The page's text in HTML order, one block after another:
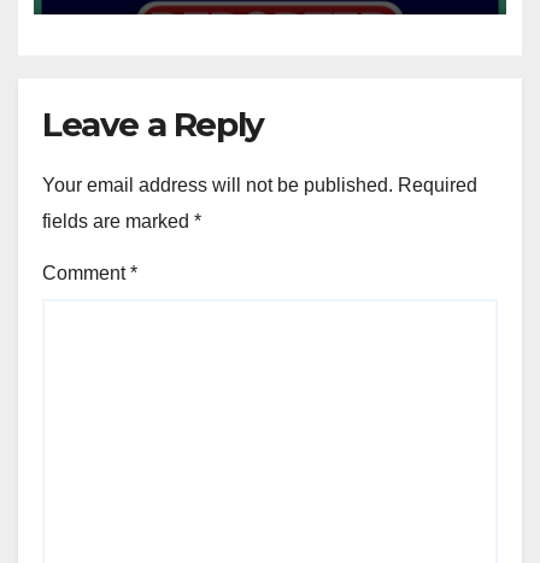
Leave a Reply
Your email address will not be published. Required
fields are marked *
Comment*